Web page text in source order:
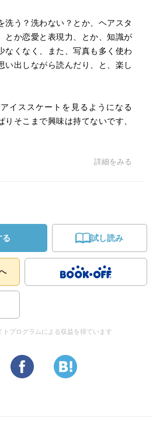
洗う？洗わない？とか、ヘアスタ
とか恋愛と表現力、とか、知識が
なくなく、また、写真も多く使わ
い出しながら読んだり、と、楽し
イススケートを見るようになる
そこまで興味は持てないです、
詳細をみる
る 試し読み
トプログラムによる収益を得ています